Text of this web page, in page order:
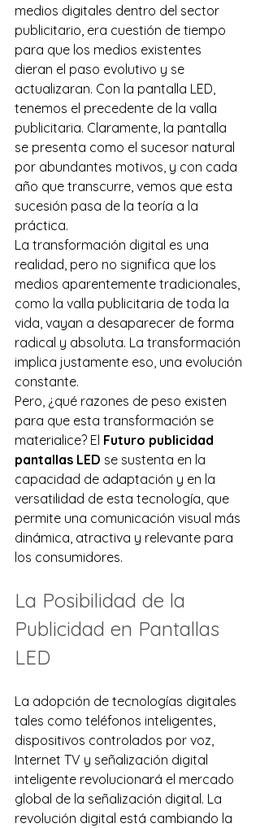
medios digitales dentro del sector
publicitario, era cuestión de tiempo
para que los medios existentes
dieran el paso evolutivo y se
actualizaran. Con la pantalla LED,
tenemos el precedente de la valla
publicitaria. Claramente, la pantalla
se presenta como el sucesor natural
por abundantes motivos, y con cada
año que transcurre, vemos que esta
sucesión pasa de la teoría a la
práctica.
La transformación digital es una
realidad, pero no significa que los
medios aparentemente tradicionales,
como la valla publicitaria de toda la
vida, vayan a desaparecer de forma
radical y absoluta. La transformación
implica justamente eso, una evolución
constante.
Pero, ¿qué razones de peso existen
para que esta transformación se
materialice? El Futuro publicidad
pantallas LED se sustenta en la
capacidad de adaptación y en la
versatilidad de esta tecnología, que
permite una comunicación visual más
dinámica, atractiva y relevante para
los consumidores.
La Posibilidad de la
Publicidad en Pantallas
LED
La adopción de tecnologías digitales
tales como teléfonos inteligentes,
dispositivos controlados por voz,
Internet TV y señalización digital
inteligente revolucionará el mercado
global de la señalización digital. La
revolución digital está cambiando la